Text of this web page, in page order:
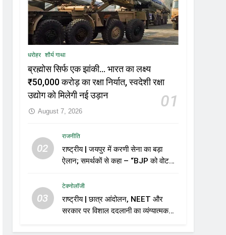
धरोहर शौर्य गाथा
ब्रह्मोस सिर्फ एक झांकी… भारत का लक्ष्य
₹50,000 करोड़ का रक्षा निर्यात, स्वदेशी रक्षा
उद्योग को मिलेगी नई उड़ान
01
August 7, 2026
02
राजनीति
राष्ट्रीय | जयपुर में करणी सेना का बड़ा
ऐलान; समर्थकों से कहा – “BJP को वोट
03
टेक्नोलॉजी
राष्ट्रीय | छात्र आंदोलन, NEET और
सरकार पर विशाल ददलानी का व्यंग्यात्मक